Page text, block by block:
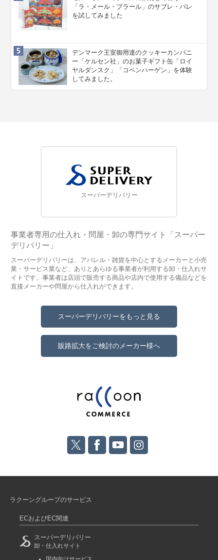
「ラ・メール・プラール」のサブレ・パレ
を試してみました
デンマーク王室御用達のクッキーカンパニ
ー「ケルセン社」のお菓子ギフト缶「ロイ
ヤルダンスク」「コペンハーゲン」を体験
してみました。
スーパーデリバリー
事業者専用の仕入れ・問屋・卸の専門サイト「スーパー
デリバリー」
スーパーデリバリーは、アパレル・雑貨を中心とするメーカーと小売
業・サービス業など、ありとあらゆる事業者が利用する卸・仕入れサ
イトです。事業者は店頭で販売する商品や店内で使用する備品などを
直接メーカーや問屋から仕入れができます。
スーパーデリバリーをもっと見る
販路拡大をご検討のメーカー様へ
ラクーングループのサービス
ECおよびEC関連
スーパーデリバリー
卸・仕入れサイト